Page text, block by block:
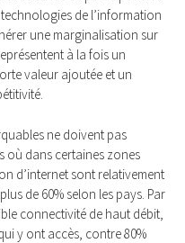
de l’information
une marginalisation sur
à la fois un
valeur ajoutée et un
ne doivent pas
où dans certaines zones
d’internet sont relativement
de 60% selon les pays. Par
connectivité de haut débit,
y ont accès, contre 80%